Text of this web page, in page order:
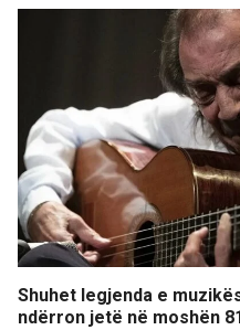
Shuhet legjenda e
ndërron jetë në moshën